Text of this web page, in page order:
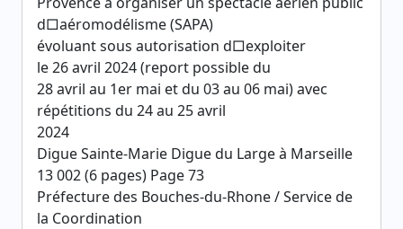
d□aéromodélisme (SAPA)
évoluant sous autorisation d□exploiter
le 26 avril 2024 (report possible du
28 avril au 1er mai et du 03 au 06 mai) avec
répétitions du 24 au 25 avril
2024
Digue Sainte-Marie Digue du Large à Marseille
13 002 (6 pages) Page 73
Préfecture des Bouches-du-Rhone / Service de
la Coordination